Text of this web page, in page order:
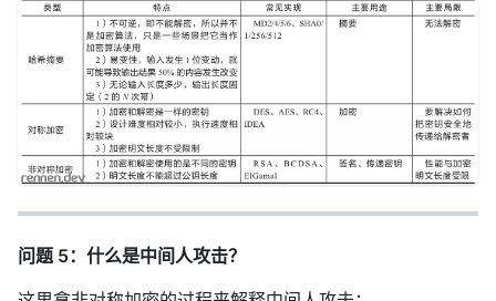
问题 5：什么是中间人攻击？